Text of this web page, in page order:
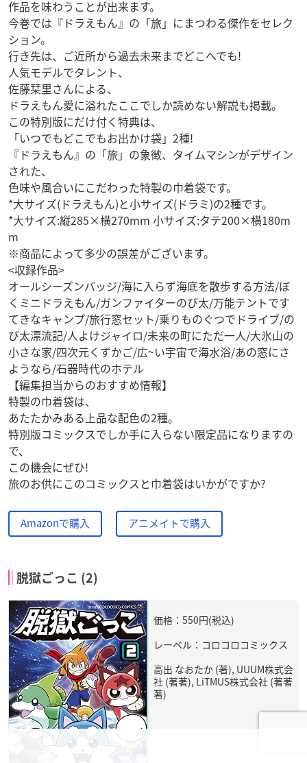
作品を味わうことが出来ます。
今巻では『ドラえもん』の「旅」にまつわる傑作をセレク
ション。
行き先は、ご近所から過去未来までどこへでも!
人気モデルでタレント、
佐藤栞里さんによる、
ドラえもん愛に溢れたここでしか読めない解説も掲載。
この特別版にだけ付く特典は、
「いつでもどこでもお出かけ袋」2種!
『ドラえもん』の「旅」の象徴、タイムマシンがデザイン
された、
色味や風合いにこだわった特製の巾着袋です。
*大サイズ(ドラえもん)と小サイズ(ドラミ)の2種です。
*大サイズ:縦285×横270mm 小サイズ:タテ200×横180m
m
※商品によって多少の誤差がございます。
<収録作品>
オールシーズンバッジ/海に入らず海底を散歩する方法/ぼ
くミニドラえもん/ガンファイターのび太/万能テントです
てきなキャンプ/旅行窓セット/乗りものぐつでドライブ/の
び太漂流記/人よけジャイロ/未来の町にただ一人/大氷山の
小さな家/四次元くずかご/広~い宇宙で海水浴/あの窓にさ
ようなら/石器時代のホテル
【編集担当からのおすすめ情報】
特製の巾着袋は、
あたたかみある上品な配色の2種。
特別版コミックスでしか手に入らない限定品になりますの
で、
この機会にぜひ!
旅のお供にこのコミックスと巾着袋はいかがですか?
Amazonで購入 アニメイトで購入
脱獄ごっこ (2)
価格：550円(税込)
レーベル：コロコロコミックス
高出 なおたか (著), UUUM株式会
社 (著著), LiTMUS株式会社 (著著
著)